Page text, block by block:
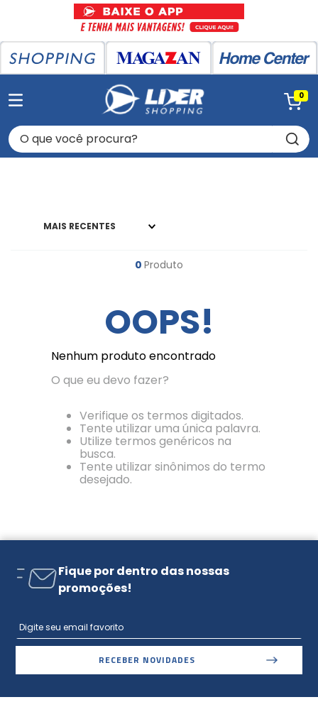
0
O que você procura?
MAIS RECENTES
0 Produto
OOPS!
Nenhum produto encontrado
O que eu devo fazer?
Verifique os termos digitados.
Tente utilizar uma única palavra.
Utilize termos genéricos na
busca.
Tente utilizar sinônimos do termo
desejado.
Fique por dentro das nossas
promoções!
RECEBER NOVIDADES